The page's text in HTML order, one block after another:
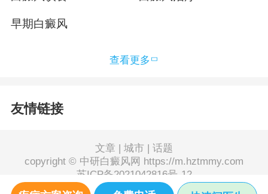
早期白癜风
查看更多
友情链接
文章 | 城市 | 话题
copyright © 中研白癜风网 https://m.hztmmy.com
苏ICP备2021042816号-12